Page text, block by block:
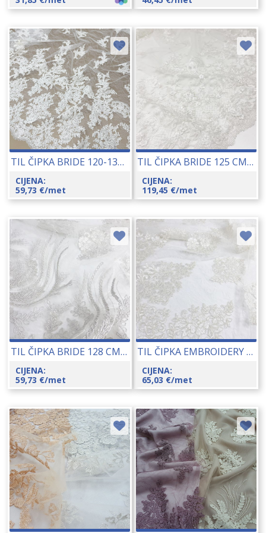
TIL ČIPKA BRIDE 120-130 CM 13261
CIJENA:
59,73 €/met
TIL ČIPKA BRIDE 125 CM 17118
CIJENA:
119,45 €/met
TIL ČIPKA BRIDE 128 CM 14547
CIJENA:
59,73 €/met
TIL ČIPKA EMBROIDERY (309) 130 CM 16017
CIJENA:
65,03 €/met